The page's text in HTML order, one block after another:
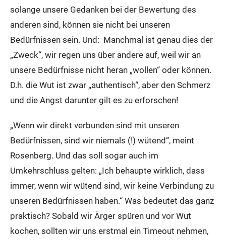
solange unsere Gedanken bei der Bewertung des
anderen sind, können sie nicht bei unseren
Bedürfnissen sein. Und: Manchmal ist genau dies der
„Zweck“, wir regen uns über andere auf, weil wir an
unsere Bedürfnisse nicht heran „wollen“ oder können.
D.h. die Wut ist zwar „authentisch“, aber den Schmerz
und die Angst darunter gilt es zu erforschen!
„Wenn wir direkt verbunden sind mit unseren
Bedürfnissen, sind wir niemals (!) wütend“, meint
Rosenberg. Und das soll sogar auch im
Umkehrschluss gelten: „Ich behaupte wirklich, dass
immer, wenn wir wütend sind, wir keine Verbindung zu
unseren Bedürfnissen haben.“ Was bedeutet das ganz
praktisch? Sobald wir Ärger spüren und vor Wut
kochen, sollten wir uns erstmal ein Timeout nehmen,